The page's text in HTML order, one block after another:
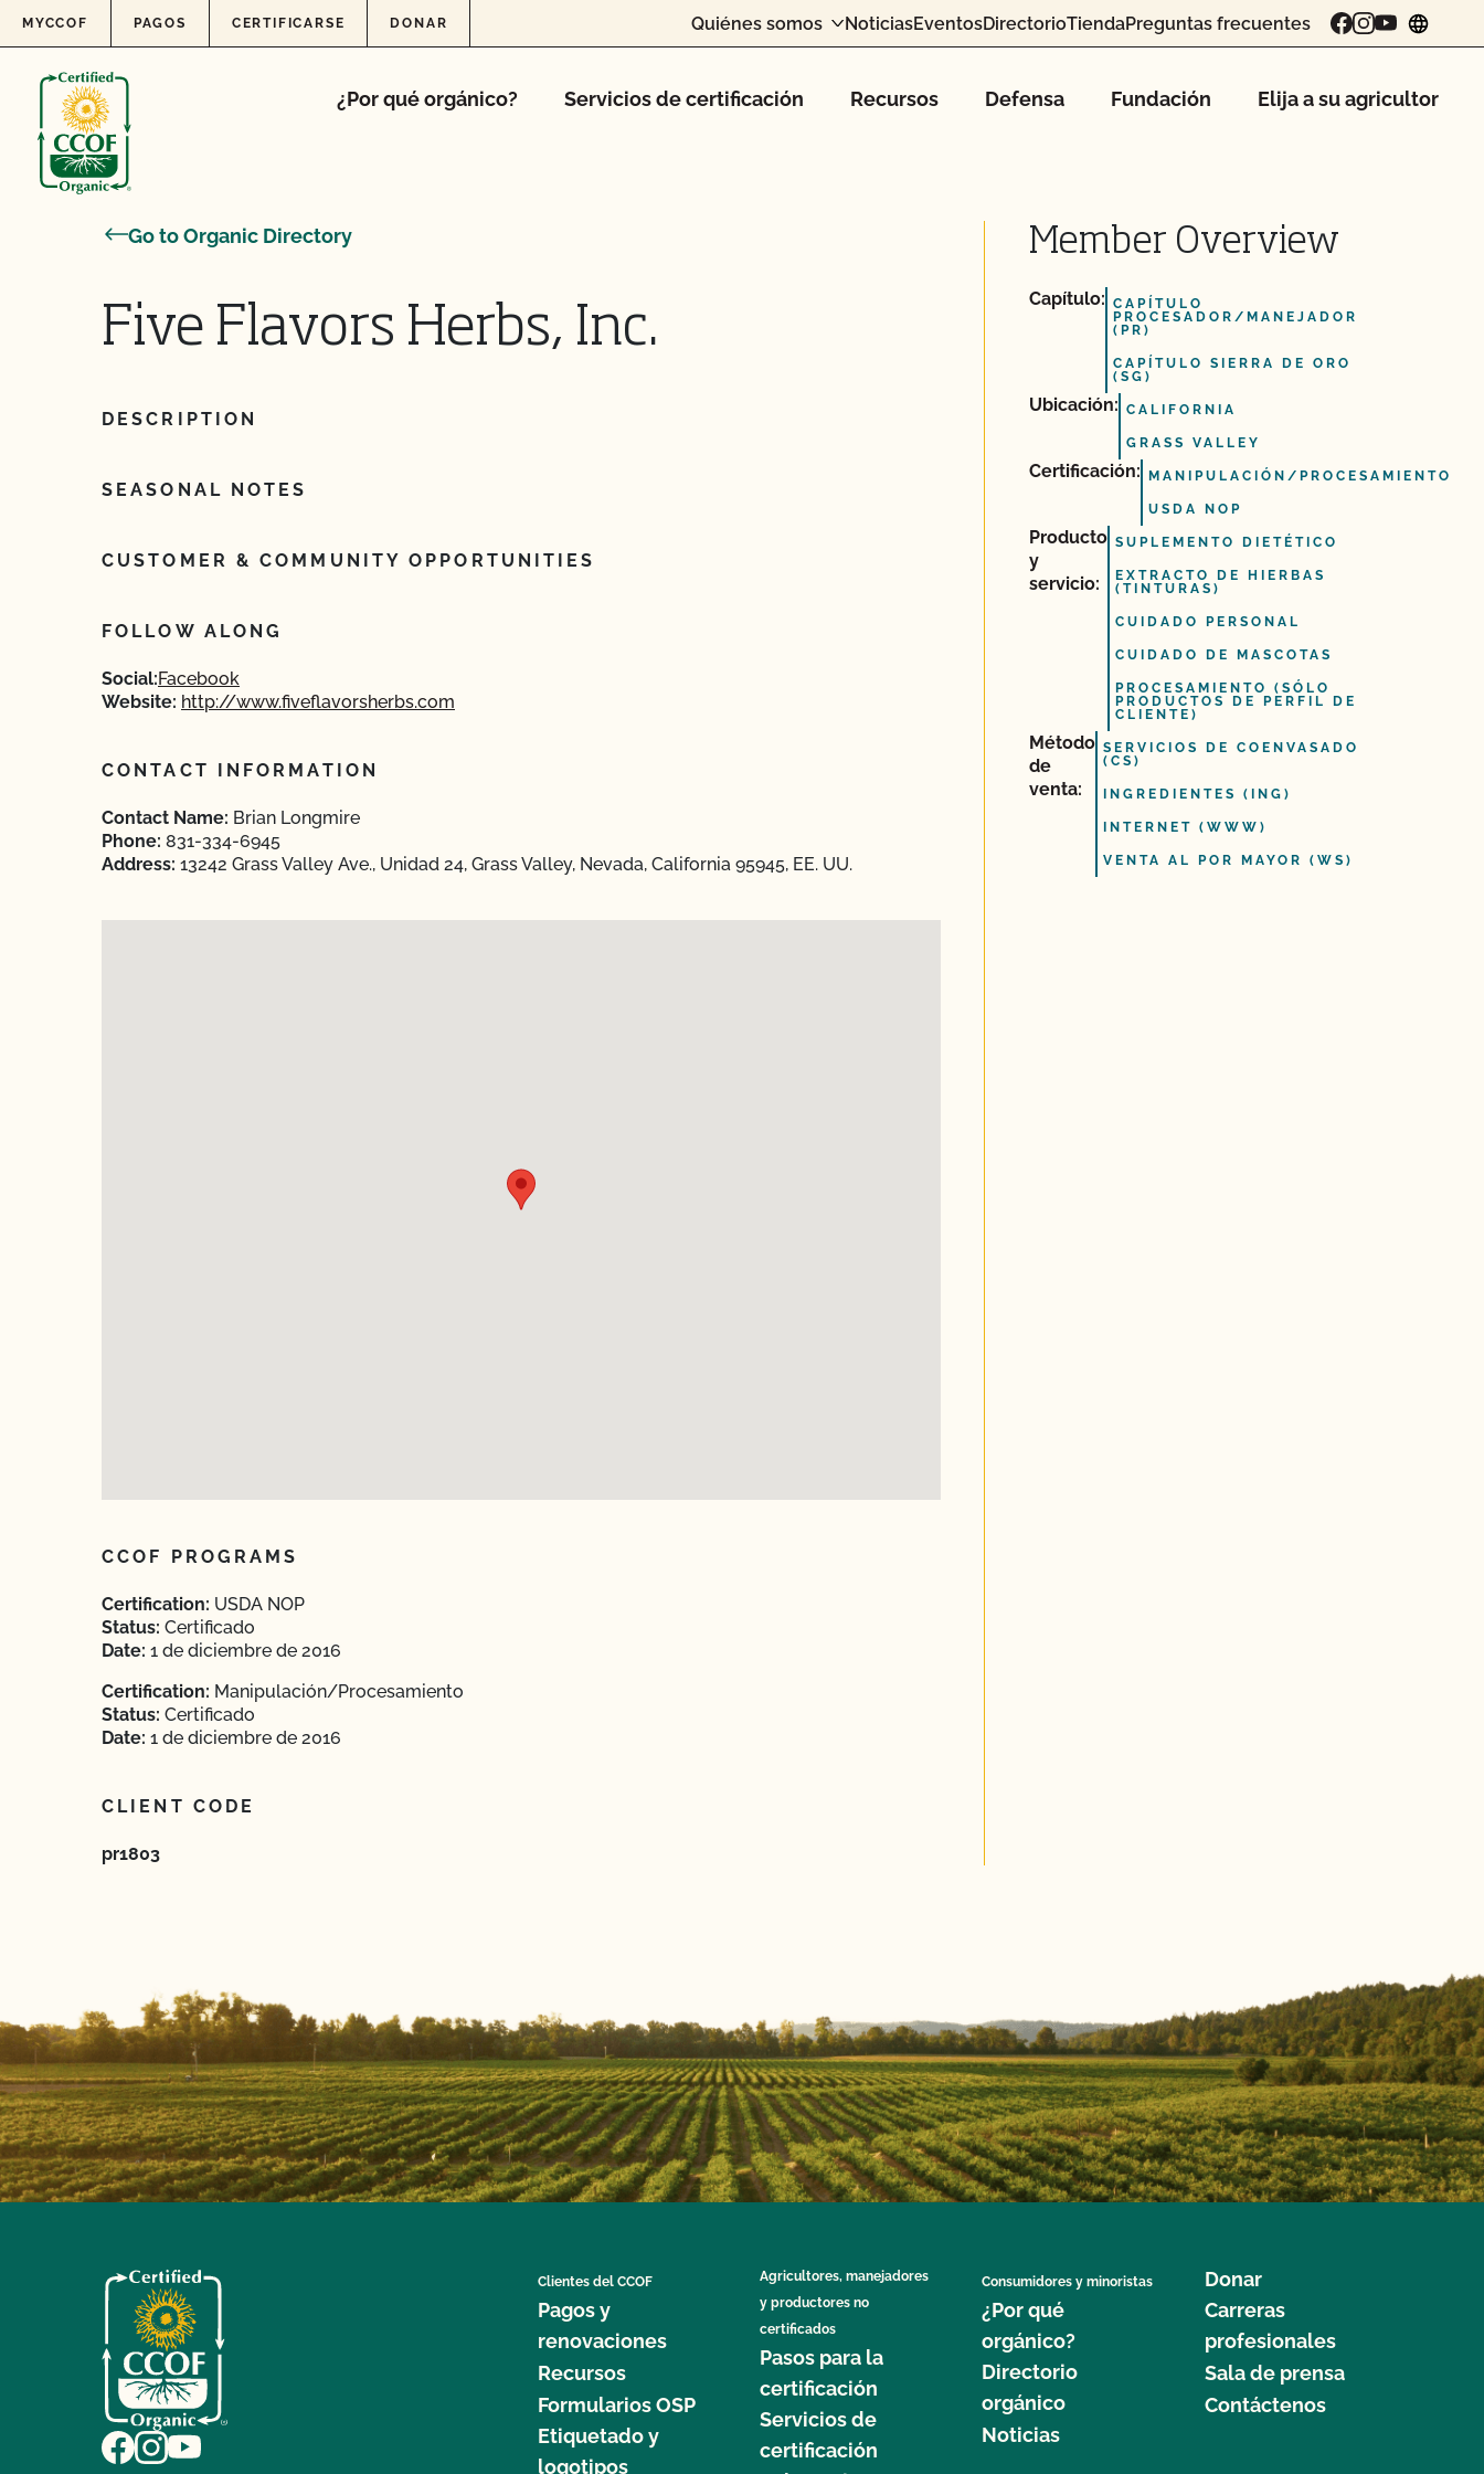
Skip to content
MYCCOF PAGOS CERTIFICARSE DONAR Quiénes somos NoticiasEventosDirectorioTiendaPreguntas frecuentes
¿Por qué orgánico? Servicios de certificación Recursos Defensa Fundación Elija a su agricultor
Go to Organic Directory
Five Flavors Herbs, Inc.
DESCRIPTION
SEASONAL NOTES
CUSTOMER & COMMUNITY OPPORTUNITIES
FOLLOW ALONG
Social:Facebook
Website: http://www.fiveflavorsherbs.com
CONTACT INFORMATION
Contact Name: Brian Longmire
Phone: 831-334-6945
Address: 13242 Grass Valley Ave., Unidad 24, Grass Valley, Nevada, California 95945, EE. UU.
CCOF PROGRAMS
Certification: USDA NOP
Status: Certificado
Date: 1 de diciembre de 2016
Certification: Manipulación/Procesamiento
Status: Certificado
Date: 1 de diciembre de 2016
CLIENT CODE
pr1803
Member Overview
Capítulo: CAPÍTULO
PROCESADOR/MANEJADOR
(PR)
CAPÍTULO SIERRA DE ORO
(SG)
Ubicación: CALIFORNIA
GRASS VALLEY
Certificación: MANIPULACIÓN/PROCESAMIENTO
USDA NOP
Producto
y
servicio:
SUPLEMENTO DIETÉTICO
EXTRACTO DE HIERBAS
(TINTURAS)
CUIDADO PERSONAL
CUIDADO DE MASCOTAS
PROCESAMIENTO (SÓLO
PRODUCTOS DE PERFIL DE
CLIENTE)
Método
de
venta:
SERVICIOS DE COENVASADO
(CS)
INGREDIENTES (ING)
INTERNET (WWW)
VENTA AL POR MAYOR (WS)
Clientes del CCOF
Pagos y
renovaciones
Recursos
Formularios OSP
Etiquetado y
logotipos
Agricultores, manejadores
y productores no
certificados
Pasos para la
certificación
Servicios de
certificación
Consumidores y minoristas
¿Por qué
orgánico?
Directorio
orgánico
Noticias
Donar
Carreras
profesionales
Sala de prensa
Contáctenos